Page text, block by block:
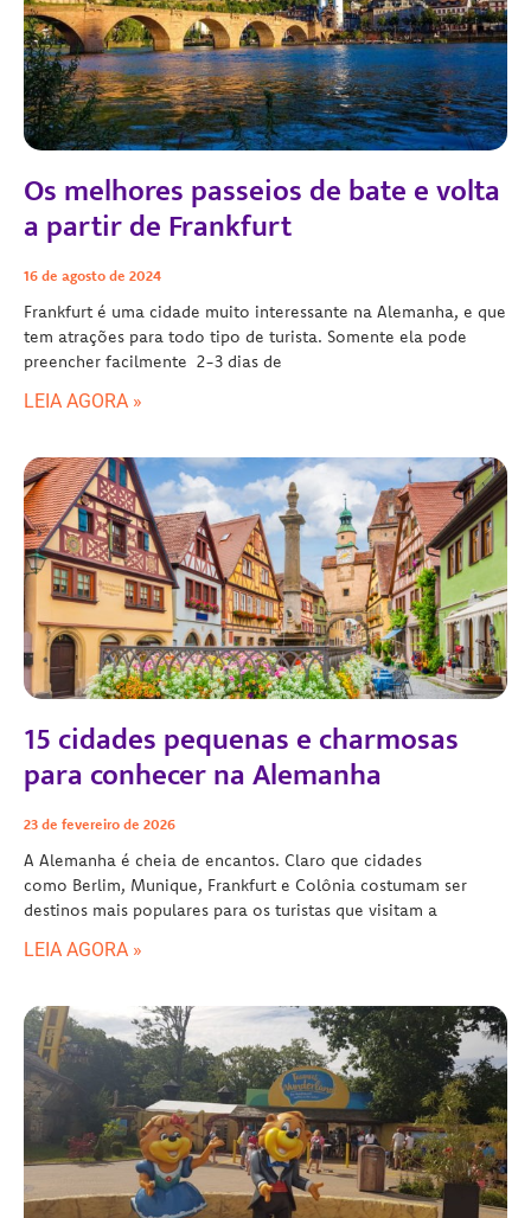
Os melhores passeios de bate e volta
a partir de Frankfurt
16 de agosto de 2024
Frankfurt é uma cidade muito interessante na Alemanha, e que
tem atrações para todo tipo de turista. Somente ela pode
preencher facilmente 2-3 dias de
LEIA AGORA »
15 cidades pequenas e charmosas
para conhecer na Alemanha
23 de fevereiro de 2026
A Alemanha é cheia de encantos. Claro que cidades
como Berlim, Munique, Frankfurt e Colônia costumam ser
destinos mais populares para os turistas que visitam a
LEIA AGORA »